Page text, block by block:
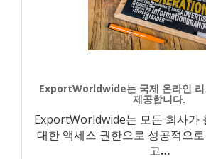
ExportWorldwide는 국제 온라인 리
제공합니다.
ExportWorldwide는 모든 회사가
대한 액세스 권한으로 성공적으
고…